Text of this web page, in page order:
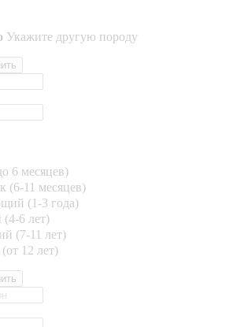
Укажите другую породу
6 месяцев)
(6-11 месяцев)
(1-3 года)
6 лет)
(7-11 лет)
12 лет)